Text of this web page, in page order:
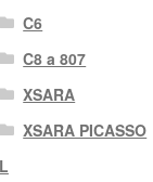
C6
C8 a 807
XSARA
XSARA PICASSO